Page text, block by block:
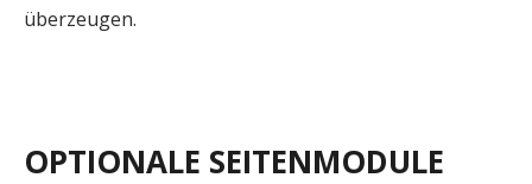
überzeugen.
OPTIONALE SEITENMODULE